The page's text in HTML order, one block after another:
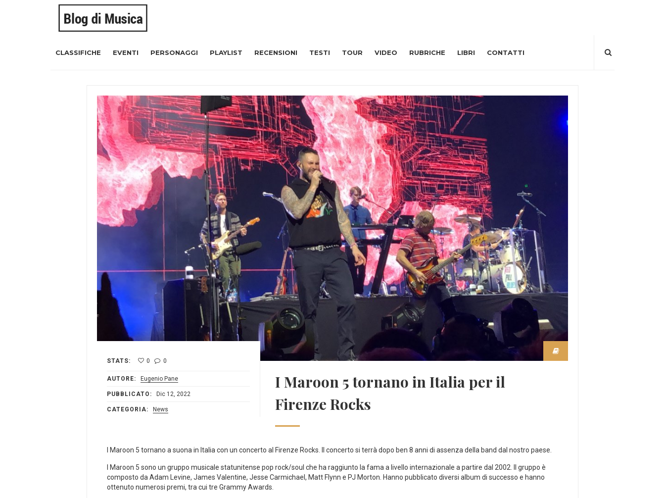
CLASSIFICHE EVENTI PERSONAGGI PLAYLIST RECENSIONI TESTI TOUR VIDEO RUBRICHE LIBRI CONTATTI
STATS: 0 0
AUTORE: Eugenio Pane
PUBBLICATO: Dic 12, 2022
CATEGORIA: News
I Maroon 5 tornano in Italia per il
Firenze Rocks
I Maroon 5 tornano a suona in Italia con un concerto al Firenze Rocks. Il concerto si terrà dopo ben 8 anni di assenza della band dal nostro paese.
I Maroon 5 sono un gruppo musicale statunitense pop rock/soul che ha raggiunto la fama a livello internazionale a partire dal 2002. Il gruppo è
composto da Adam Levine, James Valentine, Jesse Carmichael, Matt Flynn e PJ Morton. Hanno pubblicato diversi album di successo e hanno
ottenuto numerosi premi, tra cui tre Grammy Awards.